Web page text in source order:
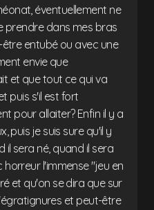
éventuellement ne
prendre dans mes bras
entubé ou avec une
envie que
et que tout ce qui va
puis s'il est fort
pour allaiter? Enfin il y a
puis je suis sure qu'il y
il sera né, quand il sera
l'immense "jeu en
et qu'on se dira que sur
et peut-être